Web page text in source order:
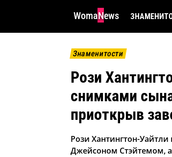
WomaNews
Знаменитости
Рози
снимками
приоткрыв
Рози Хантингтон-
Джейсоном Стэйтемом,